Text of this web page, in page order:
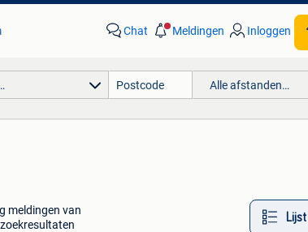
Chat Meldingen Inloggen
Alle afstanden…
meldingen van
Lijst